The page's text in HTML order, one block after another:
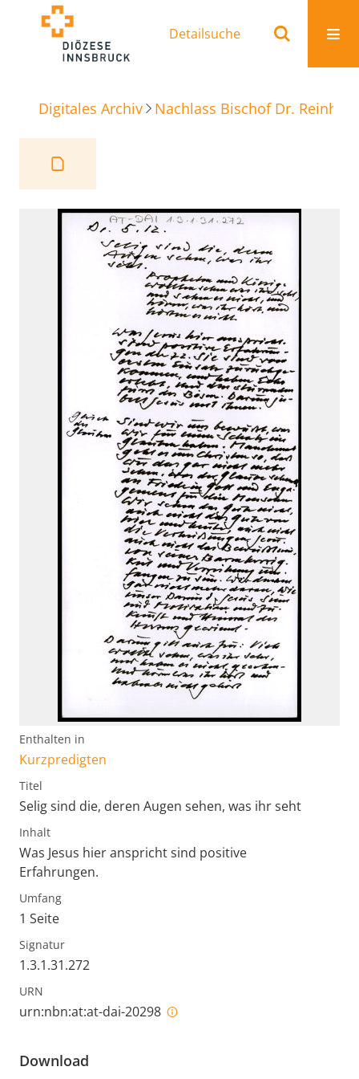
Detailsuche
Digitales Archiv Nachlass Bischof Dr.
Enthalten in
Kurzpredigten
Titel
Selig sind die, deren Augen sehen, was ihr seht
Inhalt
Was Jesus hier anspricht sind positive
Erfahrungen.
Umfang
1 Seite
Signatur
1.3.1.31.272
URN
urn:nbn:at:at-dai-20298
Download